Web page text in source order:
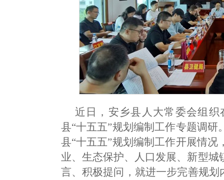
近日，安乡县人大常委会组
县“十五五”规划编制工作专题调
县“十五五”规划编制工作开展情
业、生态保护、人口发展、新型
言、积极提问，就进一步完善规